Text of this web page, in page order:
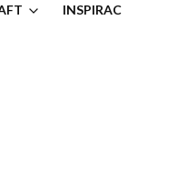
INSPIRACJE